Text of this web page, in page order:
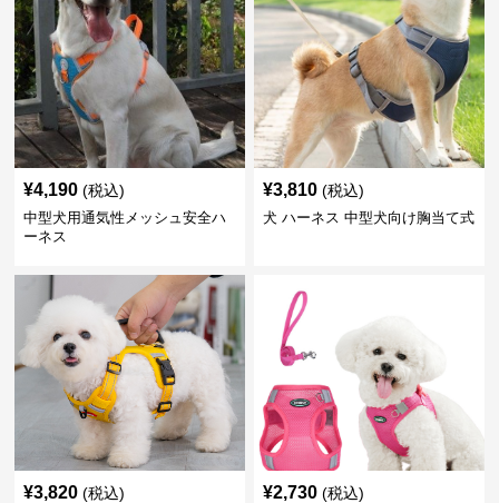
¥4,190 (税込)
中型犬用通気性メッシュ安全ハ
ーネス
¥3,810 (税込)
犬 ハーネス 中型犬向け胸当て式
¥3,820 (税込) ¥2,730 (税込)